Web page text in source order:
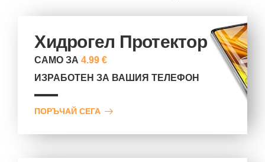
Хидрогел Протектор
САМО ЗА4.99 €
ИЗРАБОТЕН ЗА ВАШИЯ ТЕЛЕФОН
ПОРЪЧАЙ СЕГА